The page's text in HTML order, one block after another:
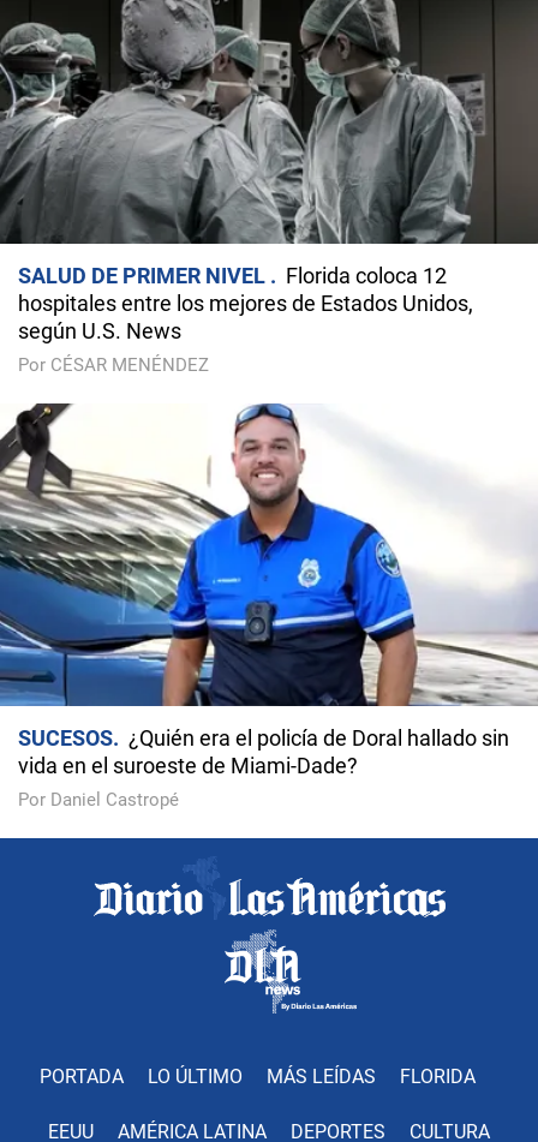
SALUD DE PRIMER NIVEL
Florida coloca 12
hospitales entre los mejores de Estados Unidos,
según U.S. News
Por CÉSAR MENÉNDEZ
SUCESOS
¿Quién era el policía de Doral hallado sin
vida en el suroeste de Miami-Dade?
Por Daniel Castropé
PORTADA LO ÚLTIMO MÁS LEÍDAS FLORIDA
EEUU AMÉRICA LATINA DEPORTES CULTURA